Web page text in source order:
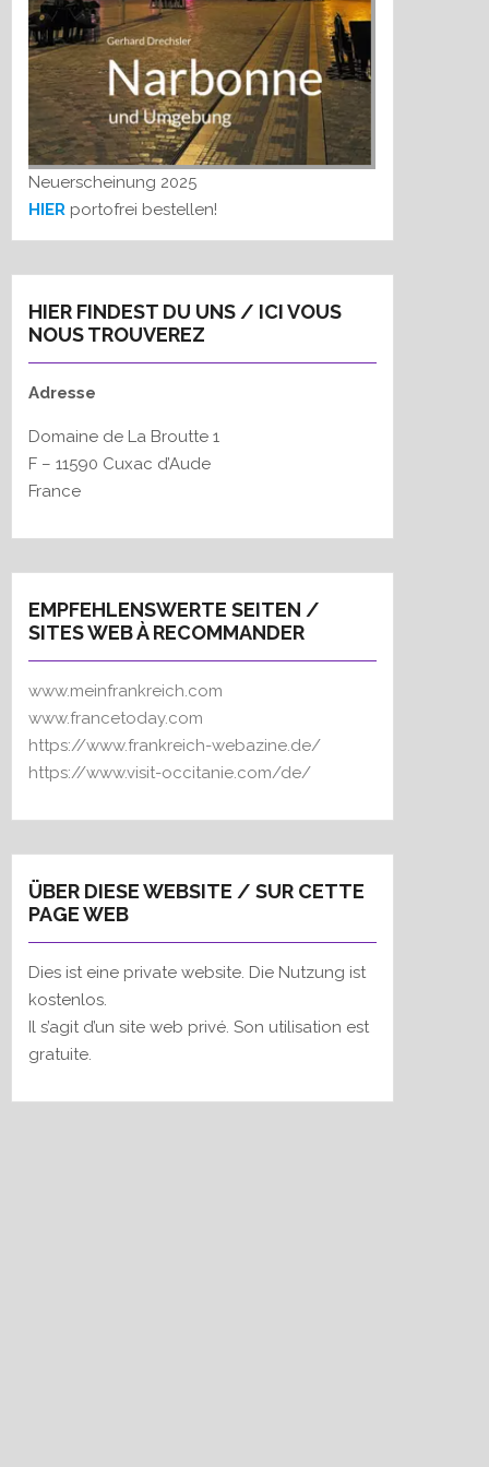
Neuerscheinung 2025
HIER portofrei bestellen!
HIER FINDEST DU UNS / ICI VOUS
NOUS TROUVEREZ
Adresse
Domaine de La Broutte 1
F – 11590 Cuxac d’Aude
France
EMPFEHLENSWERTE SEITEN /
SITES WEB À RECOMMANDER
www.meinfrankreich.com
www.francetoday.com
https://www.frankreich-webazine.de/
https://www.visit-occitanie.com/de/
ÜBER DIESE WEBSITE / SUR CETTE
PAGE WEB
Dies ist eine private website. Die Nutzung ist
kostenlos.
Il s’agit d’un site web privé. Son utilisation est
gratuite.